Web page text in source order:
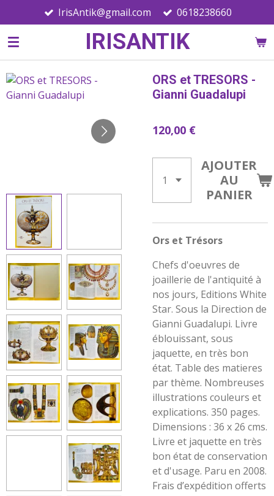
au
contenu
IRISANTIK
IrisAntik@gmail.com 0618238660
ORS et TRESORS -
Gianni Guadalupi
120,00 €
AJOUTER
AU
PANIER
Ors et Trésors
Chefs d'oeuvres de
joaillerie de l'antiquité à
nos jours, Editions White
Star. Sous la Direction de
Gianni Guadalupi. Livre
éblouissant, sous
jaquette, en très bon
état. Table des matieres
par thème. Nombreuses
illustrations couleurs et
explications. 350 pages.
Dimensions : 36 x 26 cms.
Livre et jaquette en très
bon état de conservation
et d'usage. Paru en 2008.
Frais d’expédition offerts